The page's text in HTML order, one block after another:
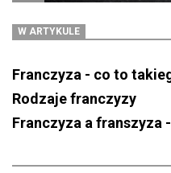
W ARTYKULE
Franczyza - co to
Rodzaje franczyzy
Franczyza a franszyza